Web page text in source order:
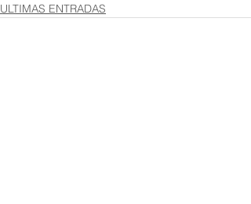
ULTIMAS ENTRADAS